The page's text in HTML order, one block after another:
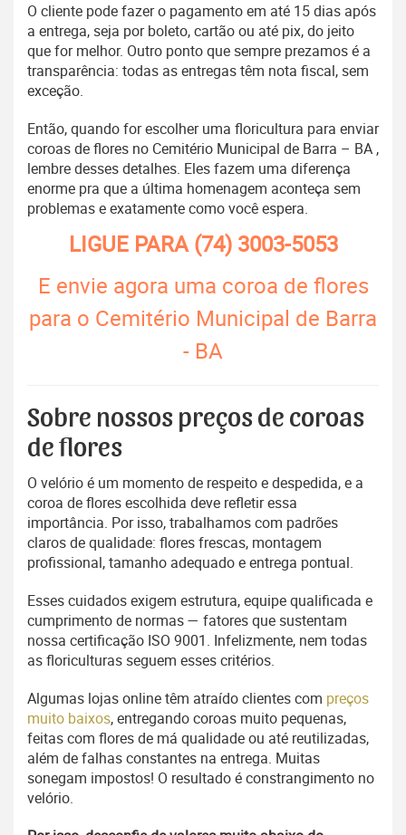
O cliente pode fazer o pagamento em até 15 dias após
a entrega, seja por boleto, cartão ou até pix, do jeito
que for melhor. Outro ponto que sempre prezamos é a
transparência: todas as entregas têm nota fiscal, sem
exceção.
Então, quando for escolher uma floricultura para enviar
coroas de flores no Cemitério Municipal de Barra – BA ,
lembre desses detalhes. Eles fazem uma diferença
enorme pra que a última homenagem aconteça sem
problemas e exatamente como você espera.
LIGUE PARA(74) 3003-5053
E envie agora uma coroa de flores
para o Cemitério Municipal de Barra
- BA
Sobre nossos preços de coroas
de flores
O velório é um momento de respeito e despedida, e a
coroa de flores escolhida deve refletir essa
importância. Por isso, trabalhamos com padrões
claros de qualidade: flores frescas, montagem
profissional, tamanho adequado e entrega pontual.
Esses cuidados exigem estrutura, equipe qualificada e
cumprimento de normas — fatores que sustentam
nossa certificação ISO 9001. Infelizmente, nem todas
as floriculturas seguem esses critérios.
Algumas lojas online têm atraído clientes com preços
muito baixos, entregando coroas muito pequenas,
feitas com flores de má qualidade ou até reutilizadas,
além de falhas constantes na entrega. Muitas
sonegam impostos! O resultado é constrangimento no
velório.